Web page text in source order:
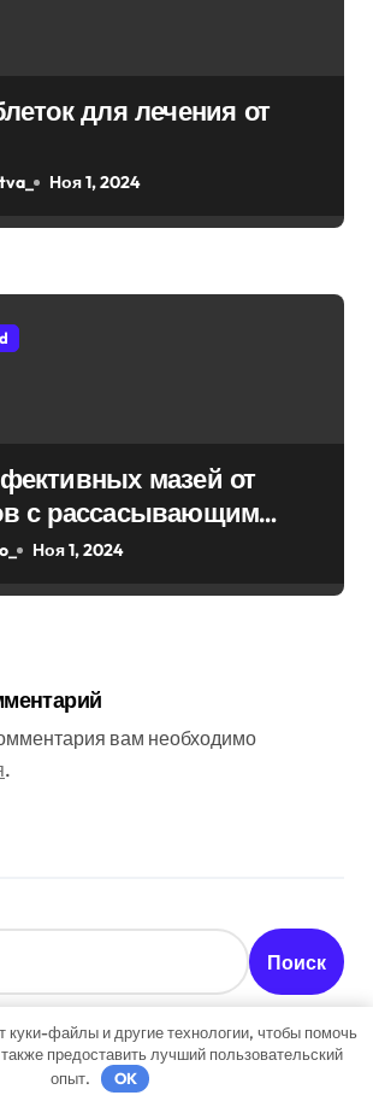
для лечения от
Ноя 1, 2024
мазей от
с рассасывающим
Ноя 1, 2024
вам необходимо
.
Поиск
записи
куки-файлы и другие технологии, чтобы помочь
предоставить лучший пользовательский
опыт.
OK